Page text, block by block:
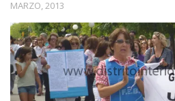
MARZO, 2013